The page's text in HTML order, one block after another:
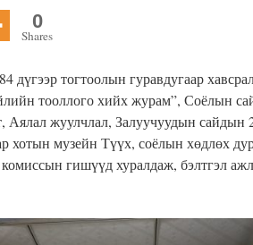
0
Shares
дүгээр тогтоолын гуравдугаар
тооллого хийх журам”, Соёлын
Аялал жуулчлал, Залуучуудын сайдын
хотын музейн Түүх, соёлын хөдлөх
гишүүд хуралдаж, бэлтгэл